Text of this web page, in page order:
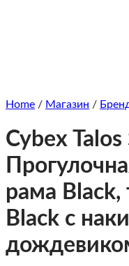
Home / Магазин /
Cybex Talos
рама Black,
Black c